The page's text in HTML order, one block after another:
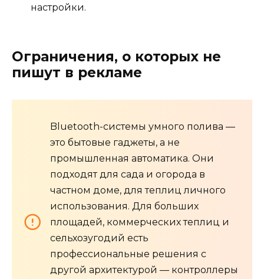
настройки.
Ограничения, о которых не
пишут в рекламе
Bluetooth-системы умного полива —
это бытовые гаджеты, а не
промышленная автоматика. Они
подходят для сада и огорода в
частном доме, для теплиц личного
использования. Для больших
площадей, коммерческих теплиц и
сельхозугодий есть
профессиональные решения с
другой архитектурой — контроллеры